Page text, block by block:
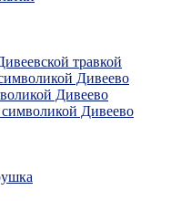
травкой
Дивеево
Дивеево
Дивеево